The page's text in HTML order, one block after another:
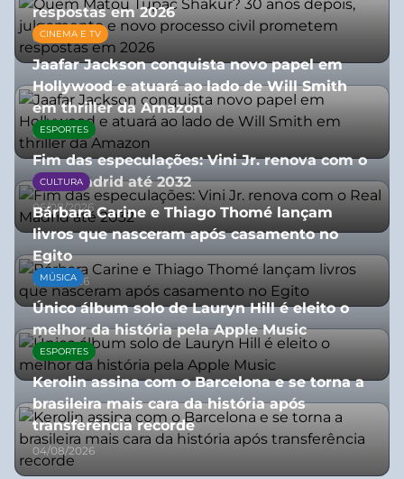
respostas em 2026
05/08/2026
CINEMA E TV
Jaafar Jackson conquista novo papel em
Hollywood e atuará ao lado de Will Smith
em thriller da Amazon
06/08/2026
ESPORTES
Fim das especulações: Vini Jr. renova com o
Real Madrid até 2032
06/08/2026
CULTURA
Bárbara Carine e Thiago Thomé lançam
livros que nasceram após casamento no
Egito
10/07/2026
MÚSICA
Único álbum solo de Lauryn Hill é eleito o
melhor da história pela Apple Music
06/08/2026
ESPORTES
Kerolin assina com o Barcelona e se torna a
brasileira mais cara da história após
transferência recorde
04/08/2026